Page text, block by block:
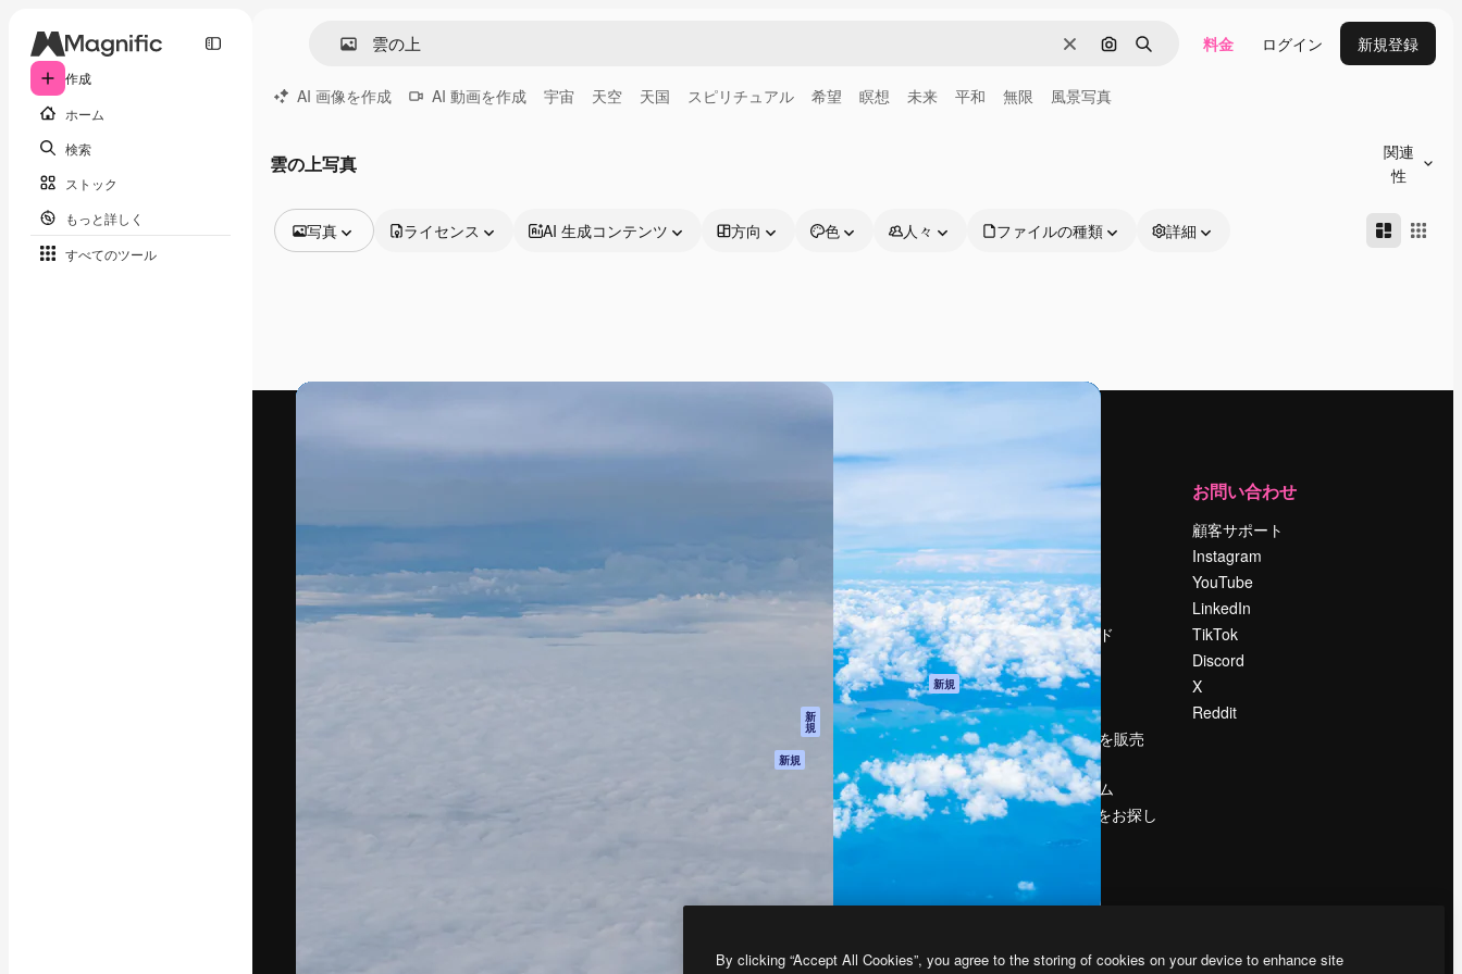
作成
ホーム
検索
ストック
もっと詳しく
すべてのツール
消去 画像で検索
検索 料金 ログイン 新規登録
AI 画像を作成 AI 動画を作成 宇宙 天空 天国 スピリチュアル 希望 瞑想 未来 平和 無限 風景写真
雲の上写真
関連
性
写真
動画
ライセンス AI 生成コンテンツ 方向 色 人々 ファイルの種類 詳細
最高のクリエイティブ制作を導くためのプラ
ットフォーム。クリエイター、企業、代理
店、スタジオを含む100万人以上が利用して
います。
日本語
AI アシスタント
AI 動画生成ツール
AI 音声合成ツール
新
規
新規
Academy
ドキュメント
サポート
利用規約
プライバシーポリ
シー
オリジナル 新規
クッキーポリシー
トラストセンター
アフィリエイト
法人向け
会社概要
Reviews
採用情報
検索トレンド
ブログ
イベント
Slidesgo
コンテンツを販売
する
プレスルーム
magnific.aiをお探し
ですか？
お問い合わせ
顧客サポート
Instagram
YouTube
LinkedIn
TikTok
Discord
X
Reddit
By clicking “Accept All Cookies”, you agree to the storing of cookies on your device to enhance site